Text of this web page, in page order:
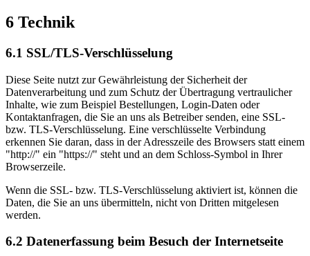
6 Technik
6.1 SSL/TLS-Verschlüsselung
Diese Seite nutzt zur Gewährleistung der Sicherheit der
Datenverarbeitung und zum Schutz der Übertragung vertraulicher
Inhalte, wie zum Beispiel Bestellungen, Login-Daten oder
Kontaktanfragen, die Sie an uns als Betreiber senden, eine SSL-
bzw. TLS-Verschlüsselung. Eine verschlüsselte Verbindung
erkennen Sie daran, dass in der Adresszeile des Browsers statt einem
"http://" ein "https://" steht und an dem Schloss-Symbol in Ihrer
Browserzeile.
Wenn die SSL- bzw. TLS-Verschlüsselung aktiviert ist, können die
Daten, die Sie an uns übermitteln, nicht von Dritten mitgelesen
werden.
6.2 Datenerfassung beim Besuch der Internetseite